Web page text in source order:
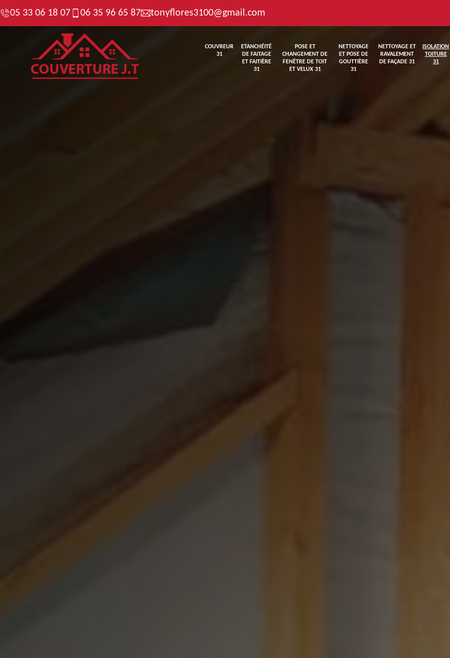
05 33 06 18 07 06 35 96 65 87 tonyflores3100@gmail.com
COUVREUR
31
ETANCHÉITÉ
DE FAITAGE
ET FAITIÈRE
31
POSE ET
CHANGEMENT DE
FENÊTRE DE TOIT
ET VELUX 31
NETTOYAGE
ET POSE DE
GOUTTIÈRE
31
NETTOYAGE ET
RAVALEMENT
DE FAÇADE 31
ISOLATION
TOITURE
31